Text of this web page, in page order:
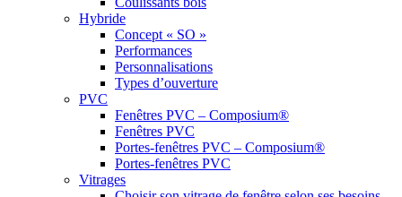
Hybride
Concept « SO »
Performances
Personnalisations
Types d’ouverture
PVC
Fenêtres PVC – Composium®
Fenêtres PVC
Portes-fenêtres PVC – Composium®
Portes-fenêtres PVC
Vitrages